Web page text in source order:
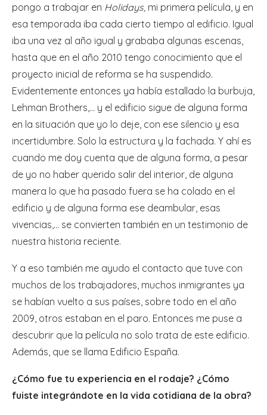
pongo a trabajar en Holidays, mi primera película, y en
esa temporada iba cada cierto tiempo al edificio. Igual
iba una vez al año igual y grababa algunas escenas,
hasta que en el año 2010 tengo conocimiento que el
proyecto inicial de reforma se ha suspendido.
Evidentemente entonces ya había estallado la burbuja,
Lehman Brothers,… y el edificio sigue de alguna forma
en la situación que yo lo deje, con ese silencio y esa
incertidumbre. Solo la estructura y la fachada. Y ahí es
cuando me doy cuenta que de alguna forma, a pesar
de yo no haber querido salir del interior, de alguna
manera lo que ha pasado fuera se ha colado en el
edificio y de alguna forma ese deambular, esas
vivencias,… se convierten también en un testimonio de
nuestra historia reciente.
Y a eso también me ayudo el contacto que tuve con
muchos de los trabajadores, muchos inmigrantes ya
se habían vuelto a sus países, sobre todo en el año
2009, otros estaban en el paro. Entonces me puse a
descubrir que la película no solo trata de este edificio.
Además, que se llama Edificio España.
¿Cómo fue tu experiencia en el rodaje? ¿Cómo
fuiste integrándote en la vida cotidiana de la obra?